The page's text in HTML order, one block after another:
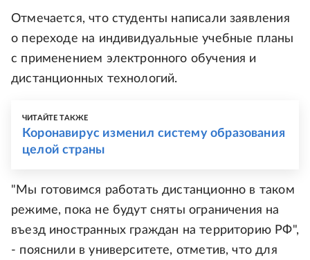
Отмечается, что студенты написали заявления
о переходе на индивидуальные учебные планы
с применением электронного обучения и
дистанционных технологий.
ЧИТАЙТЕ ТАКЖЕ
Коронавирус изменил систему образования
целой страны
"Мы готовимся работать дистанционно в таком
режиме, пока не будут сняты ограничения на
въезд иностранных граждан на территорию РФ",
- пояснили в университете, отметив, что для